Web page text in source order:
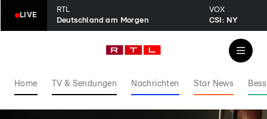
LIVE
RTL
Deutschland am Morgen
VOX
CSI: NY
Home TV & Sendungen Nachrichten Star News